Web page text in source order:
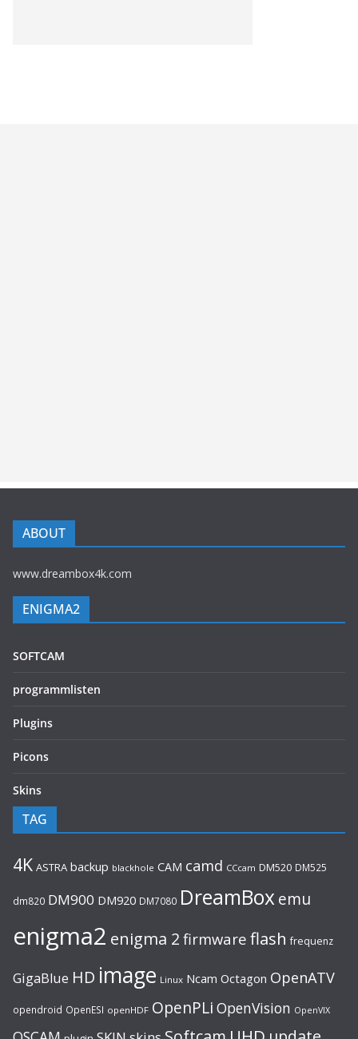
ABOUT
www.dreambox4k.com
ENIGMA2
SOFTCAM
programmlisten
Plugins
Picons
Skins
TAG
4K ASTRA backup blackhole CAM camd CCcam DM520 DM525
dm820 DM900 DM920 DM7080 DreamBoxemu
enigma2 enigma 2 firmware flash frequenz
GigaBlue HD image Linux Ncam Octagon OpenATV
opendroid OpenESI openHDF OpenPLi OpenVision OpenVIX